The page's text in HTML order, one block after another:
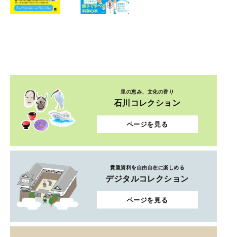
里の恵み、文化の香り
石川コレクション
ページを見る
貴重資料を自由自在に楽しめる
デジタルコレクション
ページを見る